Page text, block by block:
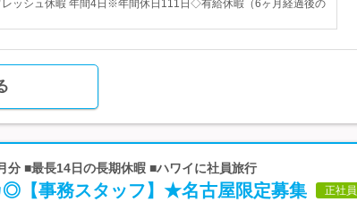
ッシュ休暇 年間4日※年間休日111日◇有給休暇（6ヶ月経過後の
分 ■最長14日の長期休暇 ■ハワイに社員旅行
【事務スタッフ】★名古屋限定募集 正社員